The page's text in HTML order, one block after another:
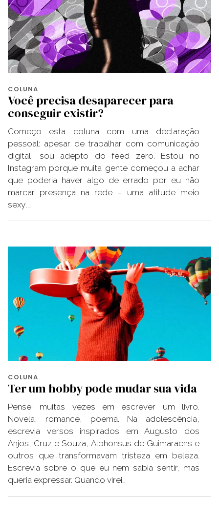
COLUNA
Você precisa desaparecer para
conseguir existir?
Começo esta coluna com uma declaração
pessoal: apesar de trabalhar com comunicação
digital, sou adepto do feed zero. Estou no
Instagram porque muita gente começou a achar
que poderia haver algo de errado por eu não
marcar presença na rede – uma atitude meio
sexy,…
COLUNA
Ter um hobby pode mudar sua vida
Pensei muitas vezes em escrever um livro.
Novela, romance, poema. Na adolescência,
escrevia versos inspirados em Augusto dos
Anjos, Cruz e Souza, Alphonsus de Guimaraens e
outros que transformavam tristeza em beleza.
Escrevia sobre o que eu nem sabia sentir, mas
queria expressar. Quando virei…